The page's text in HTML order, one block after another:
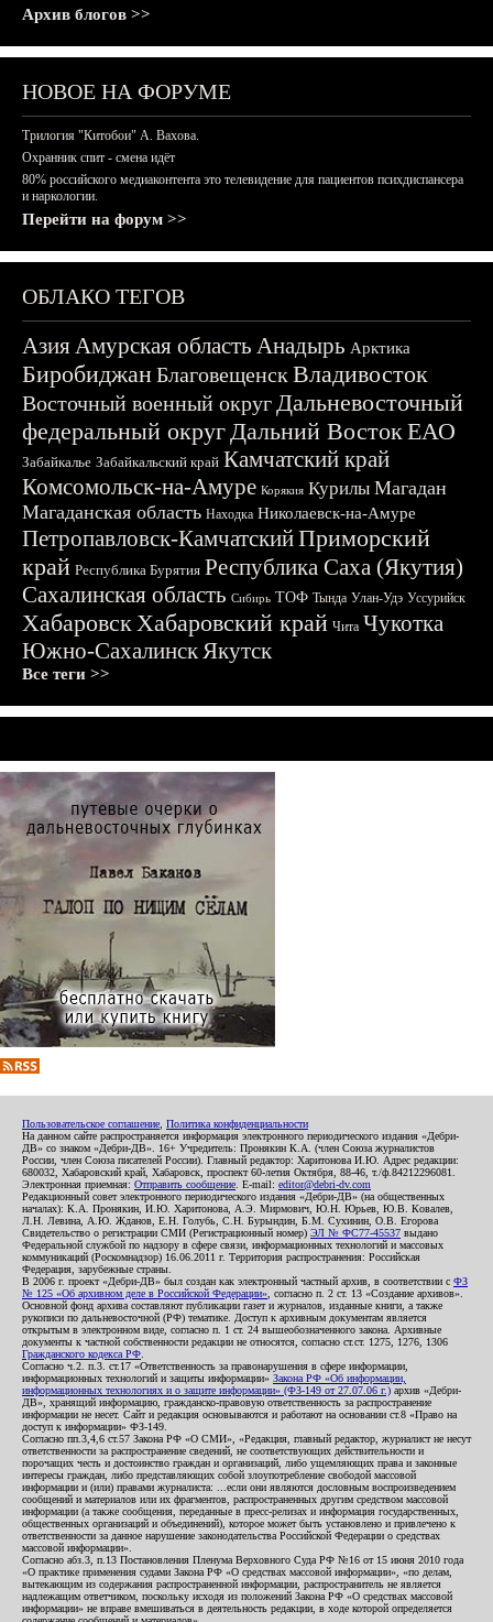
Архив блогов >>
НОВОЕ НА ФОРУМЕ
Трилогия "Китобои" А. Вахова.
Охранник спит - смена идёт
80% российского медиаконтента это телевидение для пациентов психдиспансера
и наркологии.
Перейти на форум >>
ОБЛАКО ТЕГОВ
АзияАмурская область Анадырь Арктика
БиробиджанБлаговещенскВладивосток
Восточный военный округДальневосточный
федеральный округДальний ВостокЕАО
Забайкалье Забайкальский край Камчатский край
Комсомольск-на-Амуре Корякия Курилы Магадан
Магаданская область Находка Николаевск-на-Амуре
Петропавловск-КамчатскийПриморский
край Республика Бурятия Республика Саха (Якутия)
Сахалинская область Сибирь ТОФ Тында Улан-Удэ Уссурийск
ХабаровскХабаровский край Чита Чукотка
Южно-СахалинскЯкутск
Все теги >>
Пользовательское соглашение Политика конфиденциальности
На данном сайте распространяется информация электронного периодического издания «Дебри-
ДВ» со знаком «Дебри-ДВ». 16+ Учредитель: Пронякин К.А. (член Союза журналистов
России, член Союза писателей России). Главный редактор: Харитонова И.Ю. Адрес редакции:
680032, Хабаровский край, Хабаровск, проспект 60-летия Октября, 88-46, т./ф.84212296081.
Электронная приемная: Отправить сообщение . E-mail: editor@debri-dv.com
Редакционный совет электронного периодического издания «Дебри-ДВ» (на общественных
началах): К.А. Пронякин, И.Ю. Харитонова, А.Э. Мирмович, Ю.Н. Юрьев, Ю.В. Ковалев,
Л.Н. Левина, А.Ю. Жданов, Е.Н. Голубь, С.Н. Бурындин, Б.М. Сухинин, О.В. Егорова
Свидетельство о регистрации СМИ (Регистрационный номер) ЭЛ № ФС77-45537 выдано
Федеральной службой по надзору в сфере связи, информационных технологий и массовых
коммуникаций (Роскомнадзор) 16.06.2011 г. Территория распространения: Российская
Федерация, зарубежные страны.
В 2006 г. проект «Дебри-ДВ» был создан как электронный частный архив, в соответствии с ФЗ
№ 125 «Об архивном деле в Российской Федерации» , согласно п. 2 ст. 13 «Создание архивов».
Основной фонд архива составляют публикации газет и журналов, изданные книги, а также
рукописи по дальневосточной (РФ) тематике. Доступ к архивным документам является
открытым в электронном виде, согласно п. 1 ст. 24 вышеобозначенного закона. Архивные
документы к частной собственности редакции не относятся, согласно ст.ст. 1275, 1276, 1306
Гражданского кодекса РФ
Согласно ч.2. п.3. ст.17 «Ответственность за правонарушения в сфере информации,
информационных технологий и защиты информации» Закона РФ «Об информации,
информационных технологиях и о защите информации» (ФЗ-149 от 27.07.06 г.) архив «Дебри-
ДВ», хранящий информацию, гражданско-правовую ответственность за распространение
информации не несет. Сайт и редакция основываются и работают на основании ст.8 «Право на
доступ к информации» ФЗ-149.
Согласно пп.3,4,6 ст.57 Закона РФ «О СМИ», «Редакция, главный редактор, журналист не несут
ответственности за распространение сведений, не соответствующих действительности и
порочащих честь и достоинство граждан и организаций, либо ущемляющих права и законные
интересы граждан, либо представляющих собой злоупотребление свободой массовой
информации и (или) правами журналиста: ...если они являются дословным воспроизведением
сообщений и материалов или их фрагментов, распространенных другим средством массовой
информации (а также сообщения, переданные в пресс-релизах и информация государственных,
общественных организаций и объединений), которое может быть установлено и привлечено к
ответственности за данное нарушение законодательства Российской Федерации о средствах
массовой информации».
Согласно абз.3, п.13 Постановления Пленума Верховного Суда РФ №16 от 15 июня 2010 года
«О практике применения судами Закона РФ «О средствах массовой информации», «по делам,
вытекающим из содержания распространенной информации, распространитель не является
надлежащим ответчиком, поскольку исходя из положений Закона РФ «О средствах массовой
информации» не вправе вмешиваться в деятельность редакции, в ходе которой определяется